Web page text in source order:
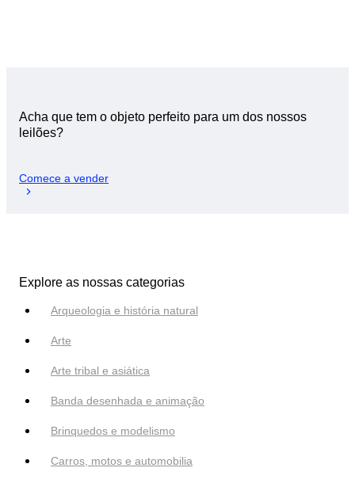
Acha que tem o objeto perfeito para um dos nossos
leilões?
Comece a vender
Explore as nossas categorias
Arqueologia e história natural
Arte
Arte tribal e asiática
Banda desenhada e animação
Brinquedos e modelismo
Carros, motos e automobilia